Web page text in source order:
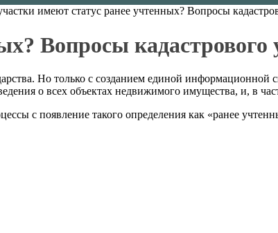
имеют статус ранее учтенных? Вопросы
Вопросы кадастрового
Но только с созданием единой информационной
о всех объектах недвижимого имущества, и, в
с появление такого определения как «ранее